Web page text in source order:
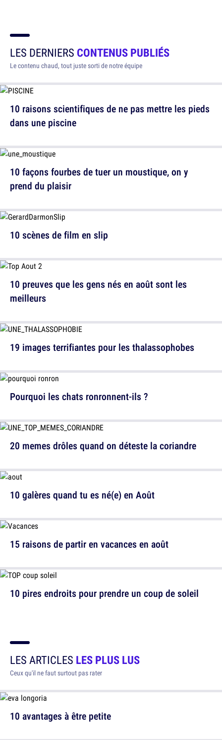
LES DERNIERS CONTENUS PUBLIÉS
Le contenu chaud, tout juste sorti de notre équipe
10 raisons scientifiques de ne pas mettre les pieds
dans une piscine
10 scènes de film en slip
19 images terrifiantes pour les thalassophobes
20 memes drôles quand on déteste la coriandre
15 raisons de partir en vacances en août
10 façons fourbes de tuer un moustique, on y
prend du plaisir
10 preuves que les gens nés en août sont les
meilleurs
Pourquoi les chats ronronnent-ils ?
10 galères quand tu es né(e) en Août
10 pires endroits pour prendre un coup de soleil
LES ARTICLES LES PLUS LUS
Ceux qu'il ne faut surtout pas rater
10 avantages à être petite